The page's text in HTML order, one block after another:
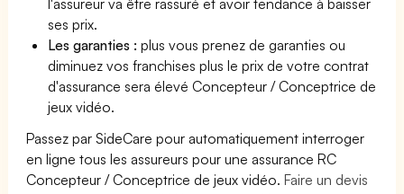
ses prix.
Les garanties :plus vous prenez de garanties ou
diminuez vos franchises plus le prix de votre contrat
d'assurance sera élevé Concepteur / Conceptrice de
jeux vidéo.
Passez par SideCare pour automatiquement interroger
en ligne tous les assureurs pour une assurance RC
Concepteur / Conceptrice de jeux vidéo.Faire un devis